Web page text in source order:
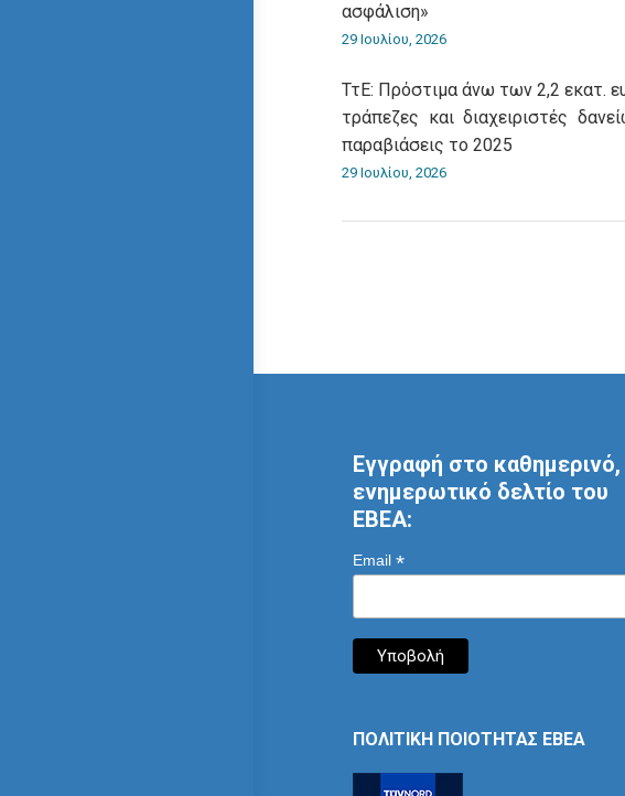
ασφάλιση»
29 Ιουλίου, 2026
ΤτΕ: Πρόστιμα άνω των 2,2 εκατ.
τράπεζες και διαχειριστές
παραβιάσεις το 2025
29 Ιουλίου, 2026
Εγγραφή στο καθημερινό,
ενημερωτικό δελτίο του
ΕΒΕΑ:
Email *
ΠΟΛΙΤΙΚΗ ΠΟΙΟΤΗΤΑΣ ΕΒΕΑ